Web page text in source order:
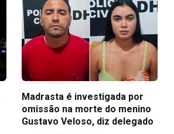
Madrasta é investigada por
omissão na morte do menino
Gustavo Veloso, diz delegado